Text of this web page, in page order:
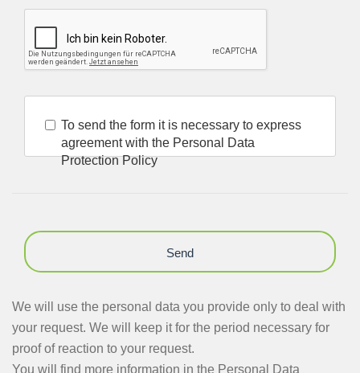
To send the form it is necessary to express
agreement with the Personal Data
Protection Policy
Send
We will use the personal data you provide only to deal with
your request. We will keep it for the period necessary for
proof of reaction to your request.
You will find more information in the Personal Data